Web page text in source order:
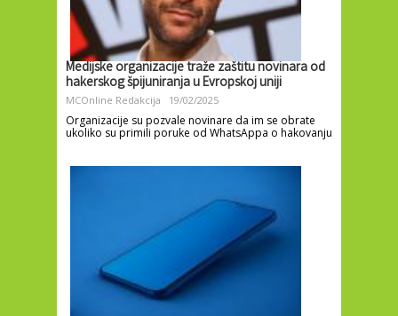
Medijske organizacije traže zaštitu novinara od
hakerskog špijuniranja u Evropskoj uniji
MCOnline Redakcija 19/02/2025
Organizacije su pozvale novinare da im se obrate
ukoliko su primili poruke od WhatsAppa o hakovanju